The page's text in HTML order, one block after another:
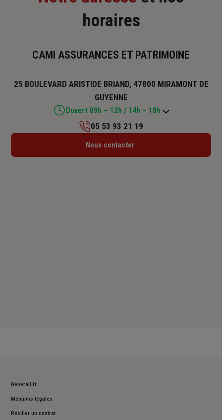
horaires
CAMI ASSURANCES ET PATRIMOINE
25 BOULEVARD ARISTIDE BRIAND, 47800 MIRAMONT DE
GUYENNE
Ouvert 09h – 12h / 14h – 18h
Lundi : 09h – 12h / 14h – 18h
05 53 93 21 19
Nous contacter
Generali.fr
Mentions légales
Résilier un contrat